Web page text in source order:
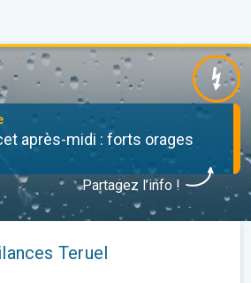
après-midi : forts orages
Partagez l’info !
Teruel